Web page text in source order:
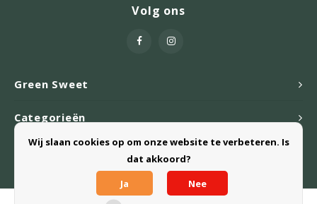
Green Sweet
Volg ons
Categorieën
Webshop
Wij slaan cookies op om onze website te verbeteren. Is
dat akkoord?
Ja
Nee